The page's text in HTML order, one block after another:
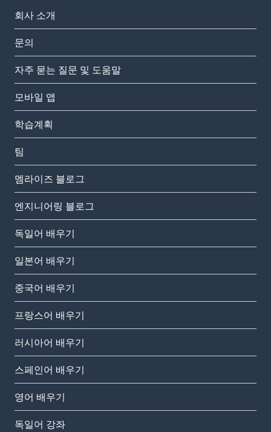
회사 소개
문의
자주 묻는 질문 및 도움말
모바일 앱
학습계획
팀
멤라이즈 블로그
엔지니어링 블로그
독일어 배우기
일본어 배우기
중국어 배우기
프랑스어 배우기
러시아어 배우기
스페인어 배우기
영어 배우기
독일어 강좌